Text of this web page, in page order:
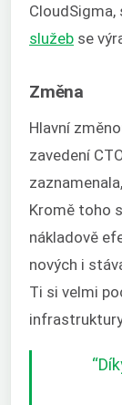
CloudSigma,
služeb se
Změna
Hlavní
zavedení
Kromě toho
nákladově
nových i
Ti si velmi
“